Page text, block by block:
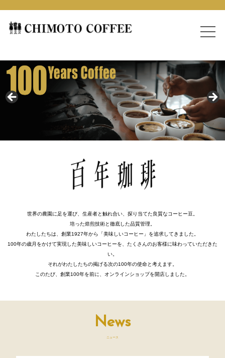
世界の農園に足を運び、生産者と触れ合い、探り当てた良質なコーヒー豆。
培った焙煎技術と徹底した品質管理。
わたしたちは、創業1927年から「美味しいコーヒー」を追求してきました。
100年の歳月をかけて実現した美味しいコーヒーを、たくさんのお客様に味わっていただきた
い。
それがわたしたちの掲げる次の100年の使命と考えます。
このたび、創業100年を前に、オンラインショップを開店しました。
News
ニュース